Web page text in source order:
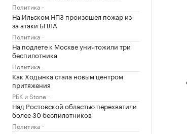
Политика
На Ильском НПЗ произошел пожар из-
за атаки БПЛА
Политика
На подлете к Москве уничтожили три
беспилотника
Политика
Как Ходынка стала новым центром
притяжения
РБК и Stone
Над Ростовской областью перехватили
более 30 беспилотников
Политика